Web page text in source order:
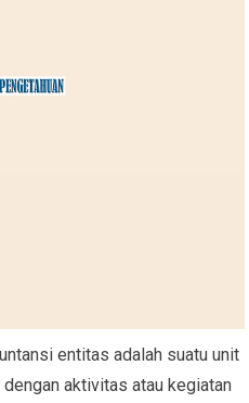
entitas adalah suatu unit
aktivitas atau kegiatan